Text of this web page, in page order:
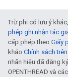
Trừ phi có lưu ý
phép ghi nhận tác
cấp phép theo Giấy
khảo Chính sách
nhãn hiệu đã đăng
OPENTHREAD và